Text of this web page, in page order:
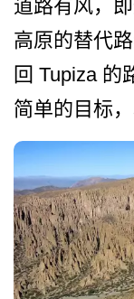
道路有风，
高原的替代
回 Tupiza 的
简单的目标